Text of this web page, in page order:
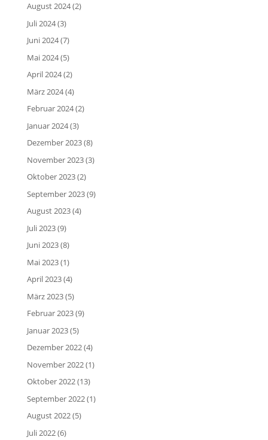
August 2024(2)
Juli 2024(3)
Juni 2024(7)
Mai 2024(5)
April 2024(2)
März 2024(4)
Februar 2024(2)
Januar 2024(3)
Dezember 2023(8)
November 2023(3)
Oktober 2023(2)
September 2023(9)
August 2023(4)
Juli 2023(9)
Juni 2023(8)
Mai 2023(1)
April 2023(4)
März 2023(5)
Februar 2023(9)
Januar 2023(5)
Dezember 2022(4)
November 2022(1)
Oktober 2022(13)
September 2022(1)
August 2022(5)
Juli 2022(6)